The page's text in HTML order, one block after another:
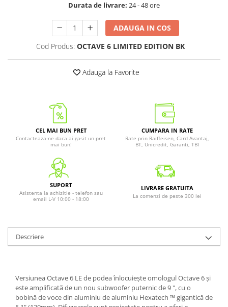
Durata de livrare: 24 - 48 ore
ADAUGA IN COS
Cod Produs: OCTAVE 6 LIMITED EDITION BK
Adauga la Favorite
CEL MAI BUN PRET
Contacteaza-ne daca ai gasit un pret
mai bun!
CUMPARA IN RATE
Rate prin Raiffeisen, Card Avantaj,
BT, Unicredit, Garanti, TBI
SUPORT
Asistenta la achizitie - telefon sau
email L-V 10:00 - 18:00
LIVRARE GRATUITA
La comenzi de peste 300 lei
Descriere
Versiunea Octave 6 LE de podea înlocuiește omologul Octave 6 și
este amplificată de un nou subwoofer puternic de 9 ", cu o
bobină de voce din aluminiu de aluminiu Hexatech ™ gigantică de